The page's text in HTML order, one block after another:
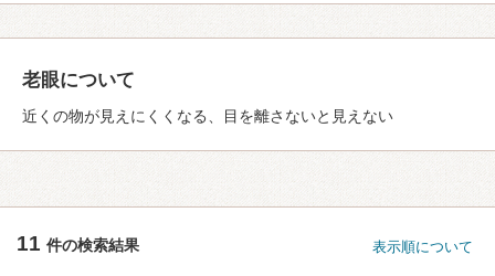
老眼について
近くの物が見えにくくなる、目を離さないと見えない
11 件の検索結果 表示順について